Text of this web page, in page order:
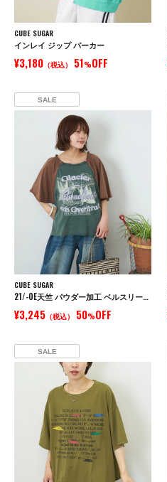
CUBE SUGAR
インレイ ジップ パーカー
¥3,180 （税込） 51%OFF
SALE
CUBE SUGAR
21/-OE天竺 パウダー加工 ベルスリーブ Tシャツ
¥3,245 （税込） 50%OFF
SALE